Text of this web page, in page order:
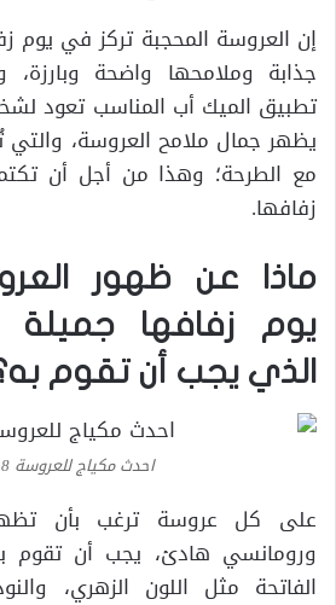
إن العروسة المحجبة تركز في يوم
جذابة وملامحها واضحة وبارزة،
تطبيق الميك أب المناسب تعود
يظهر جمال ملامح العروسة، والتي
مع الطرحة؛ وهذا من أجل أن
زفافها.
ماذا عن ظهور
يوم زفافها جميلة
الذي يجب أن تقوم
احدث مكياج للعروسة 2018
على كل عروسة ترغب بأن
ورومانسي هادئ، يجب أن تقوم
الفاتحة مثل اللون الزهري،